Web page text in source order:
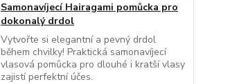
Samonavíjecí Hairagami pomůcka pro
dokonalý drdol
Vytvořte si elegantní a pevný drdol
během chvilky! Praktická samonavíjecí
vlasová pomůcka pro dlouhé i kratší vlasy
zajistí perfektní účes.